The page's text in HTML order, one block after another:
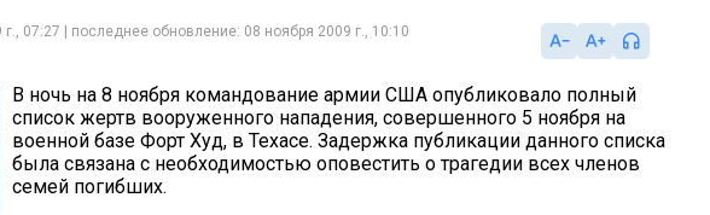
07:27 | последнее обновление: 08 ноября 2009 г., 10:10
В ночь на 8 ноября командование армии США опубликовало полный
список жертв вооруженного нападения, совершенного 5 ноября на
военной базе Форт Худ, в Техасе. Задержка публикации данного списка
была связана с необходимостью оповестить о трагедии всех членов
семей погибших.